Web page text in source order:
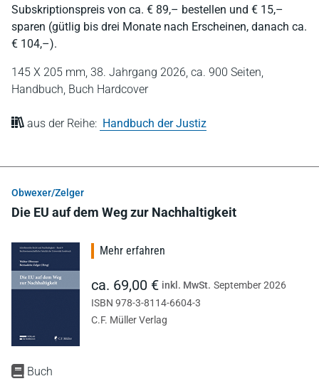
Subskriptionspreis von ca. € 89,– bestellen und € 15,–
sparen (gütlig bis drei Monate nach Erscheinen, danach ca.
€ 104,–).
145 X 205 mm, 38. Jahrgang 2026, ca. 900 Seiten,
Handbuch, Buch Hardcover
aus der Reihe: Handbuch der Justiz
Obwexer/Zelger
Die EU auf dem Weg zur Nachhaltigkeit
Buch
Mehr erfahren
ca. 69,00 € inkl. MwSt. September 2026
ISBN 978-3-8114-6604-3
C.F. Müller Verlag